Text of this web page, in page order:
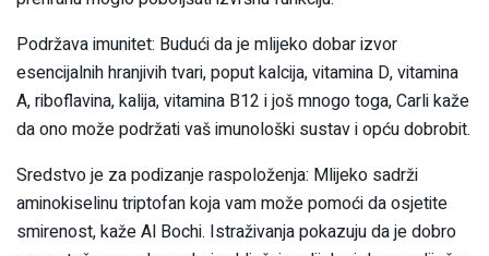
Podržava imunitet: Budući da je mlijeko dobar izvor
esencijalnih hranjivih tvari, poput kalcija, vitamina D, vitamina
A, riboflavina, kalija, vitamina B12 i još mnogo toga, Carli kaže
da ono može podržati vaš imunološki sustav i opću dobrobit.
Sredstvo je za podizanje raspoloženja: Mlijeko sadrži
aminokiselinu triptofan koja vam može pomoći da osjetite
smirenost, kaže Al Bochi. Istraživanja pokazuju da je dobro